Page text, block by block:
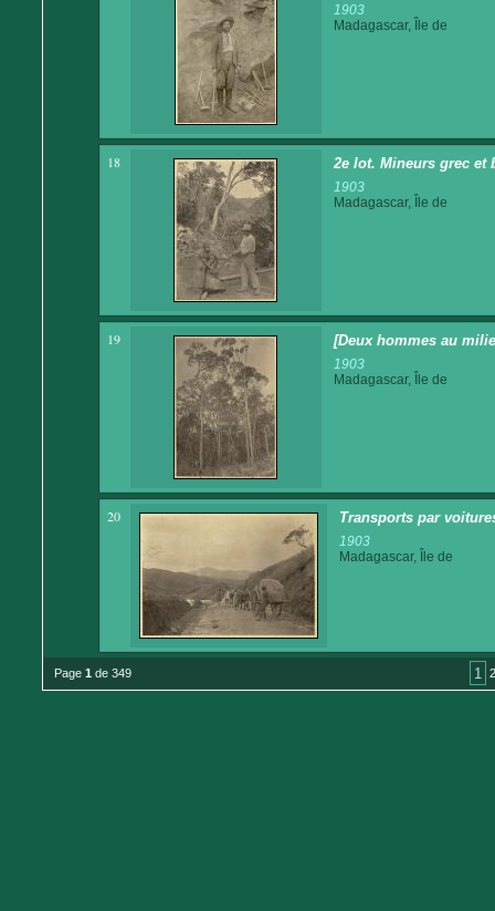
1903
Madagascar, Île de
18 2e lot. Mineurs grec et
1903
Madagascar, Île de
19 [Deux hommes au
1903
Madagascar, Île de
20 Transports par
1903
Madagascar, Île de
Page 1 de 349 1 2